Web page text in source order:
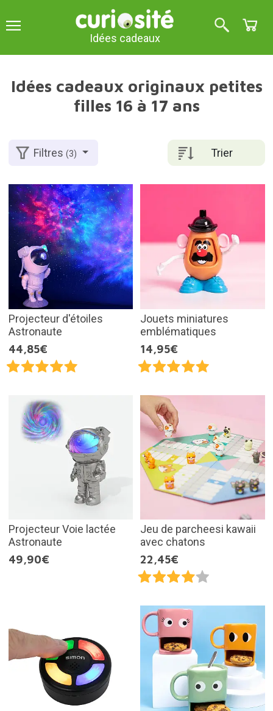
Idées cadeaux
Idées cadeaux originaux petites
filles 16 à 17 ans
Trier
Filtres(3)
Projecteur d'étoiles
Astronaute
44,85€
Jouets miniatures
emblématiques
14,95€
Projecteur Voie lactée
Astronaute
49,90€
Jeu de parcheesi kawaii
avec chatons
22,45€